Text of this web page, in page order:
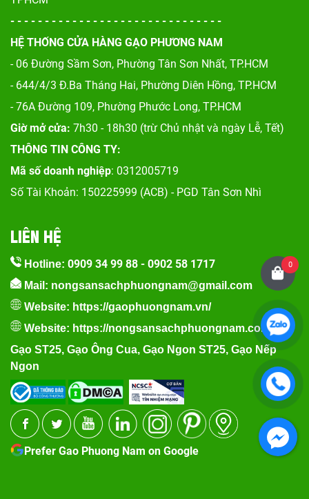
- - - - - - - - - - - - - - - - - - - - - - - - - - - - - - -
HỆ THỐNG CỬA HÀNG GẠO PHƯƠNG NAM
- 06 Đường Sầm Sơn, Phường Tân Sơn Nhất, TP.HCM
- 644/4/3 Đ.Ba Tháng Hai, Phường Diên Hồng, TP.HCM
- 76A Đường 109, Phường Phước Long, TP.HCM
Giờ mở cửa: 7h30 - 18h30 (trừ Chủ nhật và ngày Lễ, Tết)
THÔNG TIN CÔNG TY:
Mã số doanh nghiệp: 0312005719
Số Tài Khoản: 150225999 (ACB) - PGD Tân Sơn Nhì
LIÊN HỆ
Hotline: 0909 34 99 88 - 0902 58 1717
Mail: nongsansachphuongnam@gmail.com
Website: https://gaophuongnam.vn/
Website: https://nongsansachphuongnam.com
Gạo ST25, Gạo Ông Cua, Gạo Ngon ST25, Gạo Nếp
Ngon
Prefer Gao Phuong Nam on Google
0